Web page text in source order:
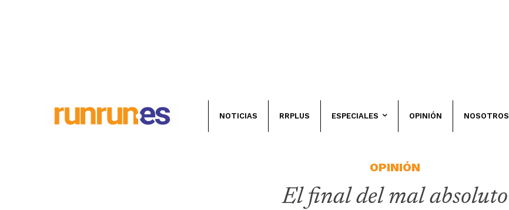
NOTICIAS RRPLUS ESPECIALES OPINIÓN NOSOTROS
OPINIÓN
El final del mal absoluto